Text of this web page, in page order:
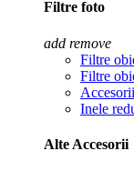
Filtre foto
add remove
Filtre
Filtre
Inele
Alte Accesorii